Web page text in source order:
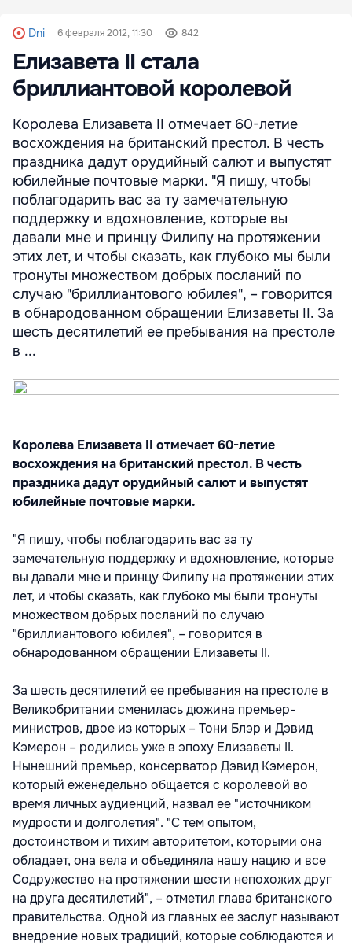
Dni 6 февраля 2012, 11:30 842
Елизавета II стала
бриллиантовой королевой
Королева Елизавета II отмечает 60-летие
восхождения на британский престол. В честь
праздника дадут орудийный салют и выпустят
юбилейные почтовые марки. "Я пишу, чтобы
поблагодарить вас за ту замечательную
поддержку и вдохновление, которые вы
давали мне и принцу Филипу на протяжении
этих лет, и чтобы сказать, как глубоко мы были
тронуты множеством добрых посланий по
случаю "бриллиантового юбилея", – говорится
в обнародованном обращении Елизаветы II. За
шесть десятилетий ее пребывания на престоле
в ...
Королева Елизавета II отмечает 60-летие
восхождения на британский престол. В честь
праздника дадут орудийный салют и выпустят
юбилейные почтовые марки.
"Я пишу, чтобы поблагодарить вас за ту
замечательную поддержку и вдохновление, которые
вы давали мне и принцу Филипу на протяжении этих
лет, и чтобы сказать, как глубоко мы были тронуты
множеством добрых посланий по случаю
"бриллиантового юбилея", – говорится в
обнародованном обращении Елизаветы II.
За шесть десятилетий ее пребывания на престоле в
Великобритании сменилась дюжина премьер-
министров, двое из которых – Тони Блэр и Дэвид
Кэмерон – родились уже в эпоху Елизаветы II.
Нынешний премьер, консерватор Дэвид Кэмерон,
который еженедельно общается с королевой во
время личных аудиенций, назвал ее "источником
мудрости и долголетия". "С тем опытом,
достоинством и тихим авторитетом, которыми она
обладает, она вела и объединяла нашу нацию и все
Содружество на протяжении шести непохожих друг
на друга десятилетий", – отметил глава британского
правительства. Одной из главных ее заслуг называют
внедрение новых традиций, которые соблюдаются и